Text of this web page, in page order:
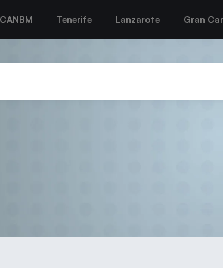
Tenerife Lanzarote Gran
VISITA EL